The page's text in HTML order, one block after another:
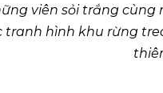
viên sỏi trắng
tranh hình khu rừng